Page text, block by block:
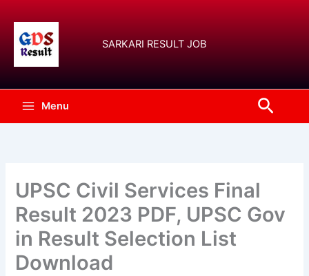
content
SARKARI RESULT JOB
Menu
UPSC Civil Services Final
Result 2023 PDF, UPSC Gov
in Result Selection List
Download